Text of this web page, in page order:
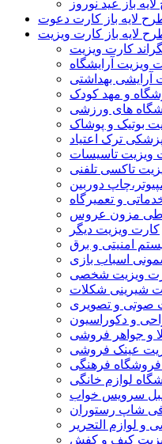
باز عید نوروز
لایه باز کارت دعوت
لایه باز کارت ویزیت
کارت ویزیت
ویزیت آرایشگاه
آرایشی بهداشتی
و مهد کودک
های ورزشی
بوتیک و پوشاک
ترک اعتیاد
ویزیت تاسیسات
تاکسی تلفنی
دوربین
و تعمیرگاه
مزون عروس
کارت ویزیت دیگر
امنیتی و برق
اسباب بازی
ویزیت شخصی
شیرینی شکلات
صوتی و تصویری
و دکوراسیون
و جواهر فروشی
عینک فروشی
فرهنگی
لوازم خانگی
سرویس خواب
شاپ رستوران
لوازم التحریر
کیف و کفش